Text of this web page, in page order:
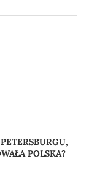
POLSKA?